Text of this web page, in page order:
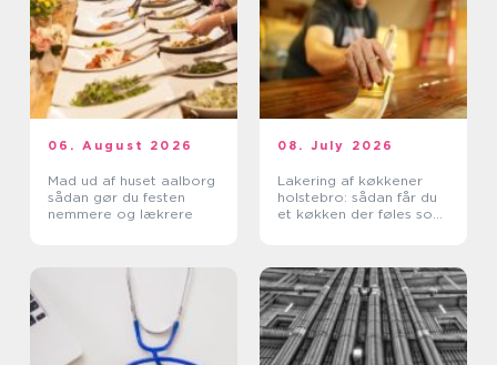
06. August 2026
Mad ud af huset aalborg
sådan gør du festen
nemmere og lækrere
08. July 2026
Lakering af køkkener
holstebro: sådan får du
et køkken der føles som